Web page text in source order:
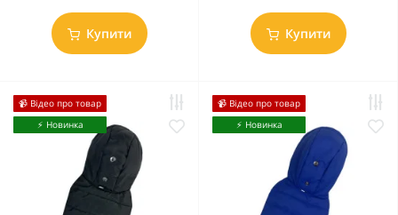
Купити Купити
📹 Відео про товар
⚡️ Новинка
📹 Відео про товар
⚡️ Новинка